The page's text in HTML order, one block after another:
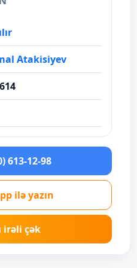
Atakisiyev
613-12-98
ilə yazın
irəli çək